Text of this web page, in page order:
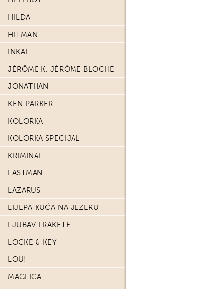
HILDA
HITMAN
INKAL
JÉRÔME K. JÉRÔME BLOCHE
JONATHAN
KEN PARKER
KOLORKA
KOLORKA SPECIJAL
KRIMINAL
LASTMAN
LAZARUS
LIJEPA KUĆA NA JEZERU
LJUBAV I RAKETE
LOCKE & KEY
LOU!
MAGLICA